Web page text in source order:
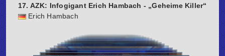
17. AZK: Infogigant Erich Hambach - „Geheime Killer“
Erich Hambach